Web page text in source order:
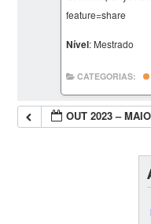
feature=share
Nível: Mestrado
CATEGORIAS:
OUT 2023 –